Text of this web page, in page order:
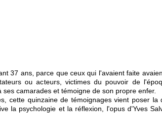
37 ans, parce que ceux qui l'avaient faite
ou acteurs, victimes du pouvoir de
camarades et témoigne de son propre enfer.
cette quinzaine de témoignages vient poser
la psychologie et la réflexion, l'opus d'Yves